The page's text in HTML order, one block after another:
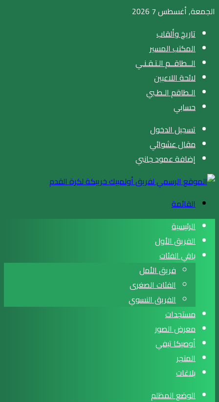
الجمعة, أغسطس 7 2026
تاريخ وألقاب
المكتب المسير
الــطاقــم الـتـقـنـي
لائحة اللاعبين
الـطاقم الـطـبي
حسابي
تسجيل الدخول
مقال عشوائي
إضافة عمود جانبي
القائمة
الرئيسية
الفريق الأول
باقي الفئات
فريق الأمل
الفئات الصغرى
الفريق النسوي
مستجدات
معرض الصور
أوصيكا تيفي
المتجر
بلاغات
الوضع المظلم